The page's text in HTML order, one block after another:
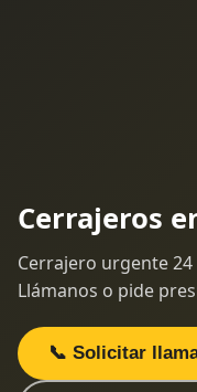
Cerrajeros
Cerrajero urgente
Llámanos o pide
📞 Solicitar